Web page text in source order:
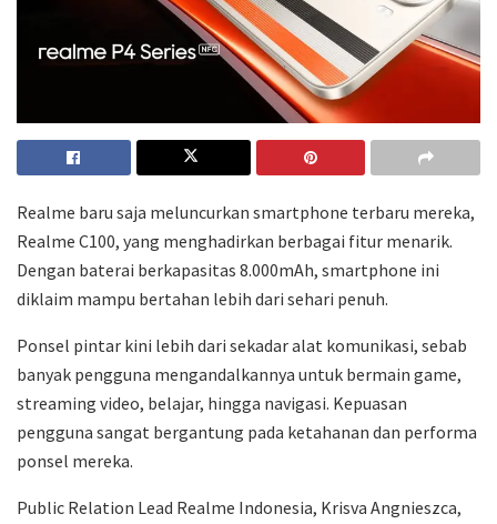
Realme baru saja meluncurkan smartphone terbaru mereka,
Realme C100, yang menghadirkan berbagai fitur menarik.
Dengan baterai berkapasitas 8.000mAh, smartphone ini
diklaim mampu bertahan lebih dari sehari penuh.
Ponsel pintar kini lebih dari sekadar alat komunikasi, sebab
banyak pengguna mengandalkannya untuk bermain game,
streaming video, belajar, hingga navigasi. Kepuasan
pengguna sangat bergantung pada ketahanan dan performa
ponsel mereka.
Public Relation Lead Realme Indonesia, Krisva Angnieszca,